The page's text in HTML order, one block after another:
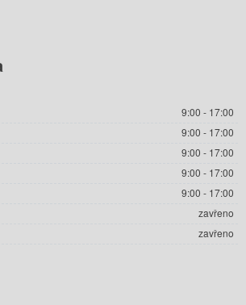
9:00 - 17:00
9:00 - 17:00
9:00 - 17:00
9:00 - 17:00
9:00 - 17:00
zavřeno
zavřeno